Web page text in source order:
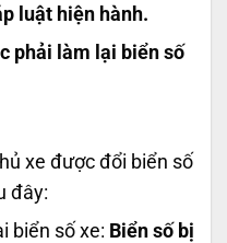
luật hiện hành.
phải làm lại biển số
xe được đổi biển số
đây:
biển số xe: Biển số bị